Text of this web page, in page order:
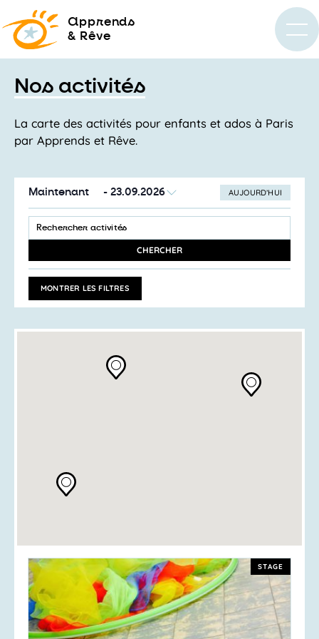
apprends
& Rêve
Nos activités
La carte des activités pour enfants et ados à Paris
par Apprends et Rêve.
AUJOURD’HUI
Maintenant - 23.09.2026
LA
DATE
Recherche
et
de
vues
Activités
SAISIR
MOT-
ACTIVITÉS
MOT-
CLÉ.
CHERCHER
MONTRER LES FILTRES
STAGE